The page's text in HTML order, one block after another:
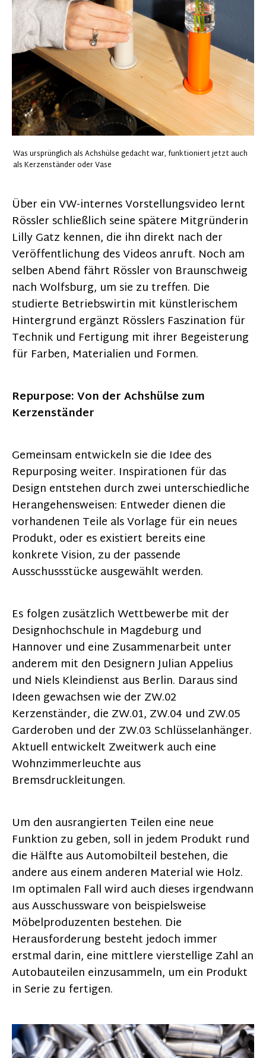
Was ursprünglich als Achshülse gedacht war, funktioniert jetzt auch
als Kerzenständer oder Vase
Über ein VW-internes Vorstellungsvideo lernt
Rössler schließlich seine spätere Mitgründerin
Lilly Gatz kennen, die ihn direkt nach der
Veröffentlichung des Videos anruft. Noch am
selben Abend fährt Rössler von Braunschweig
nach Wolfsburg, um sie zu treffen. Die
studierte Betriebswirtin mit künstlerischem
Hintergrund ergänzt Rösslers Faszination für
Technik und Fertigung mit ihrer Begeisterung
für Farben, Materialien und Formen.
Repurpose: Von der Achshülse zum
Kerzenständer
Gemeinsam entwickeln sie die Idee des
Repurposing weiter. Inspirationen für das
Design entstehen durch zwei unterschiedliche
Herangehensweisen: Entweder dienen die
vorhandenen Teile als Vorlage für ein neues
Produkt, oder es existiert bereits eine
konkrete Vision, zu der passende
Ausschussstücke ausgewählt werden.
Es folgen zusätzlich Wettbewerbe mit der
Designhochschule in Magdeburg und
Hannover und eine Zusammenarbeit unter
anderem mit den Designern Julian Appelius
und Niels Kleindienst aus Berlin. Daraus sind
Ideen gewachsen wie der ZW.02
Kerzenständer, die ZW.01, ZW.04 und ZW.05
Garderoben und der ZW.03 Schlüsselanhänger.
Aktuell entwickelt Zweitwerk auch eine
Wohnzimmerleuchte aus
Bremsdruckleitungen.
Um den ausrangierten Teilen eine neue
Funktion zu geben, soll in jedem Produkt rund
die Hälfte aus Automobilteil bestehen, die
andere aus einem anderen Material wie Holz.
Im optimalen Fall wird auch dieses irgendwann
aus Ausschussware von beispielsweise
Möbelproduzenten bestehen. Die
Herausforderung besteht jedoch immer
erstmal darin, eine mittlere vierstellige Zahl an
Autobauteilen einzusammeln, um ein Produkt
in Serie zu fertigen.